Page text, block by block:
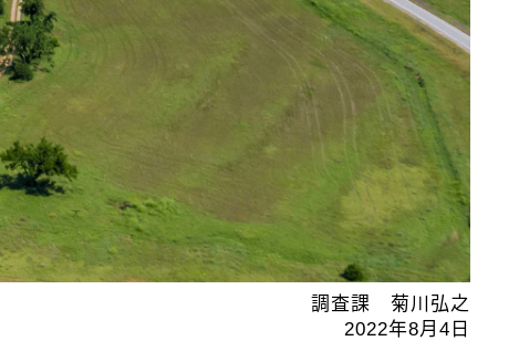
調査課 菊川弘之
2022年8月4日